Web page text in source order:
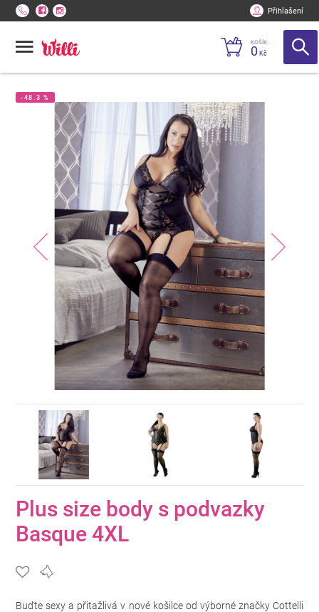
Přihlašení
KOŠÍK:
0 Kč
-48.3 %
Plus size body s podvazky
Basque 4XL
Buďte sexy a přitažlivá v nové košilce od výborné značky Cottelli